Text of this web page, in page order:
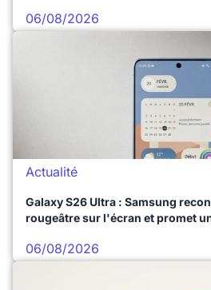
06/08/2026
Actualité
Galaxy S26 Ultra : Samsung
rougeâtre sur l'écran et promet
06/08/2026